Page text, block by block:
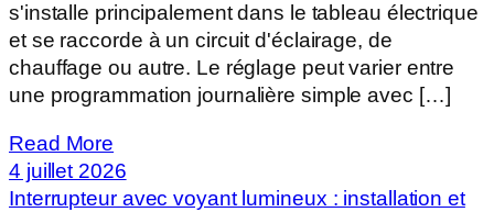
s'installe principalement dans le tableau électrique
et se raccorde à un circuit d'éclairage, de
chauffage ou autre. Le réglage peut varier entre
une programmation journalière simple avec […]
Read More
4 juillet 2026
Interrupteur avec voyant lumineux : installation et